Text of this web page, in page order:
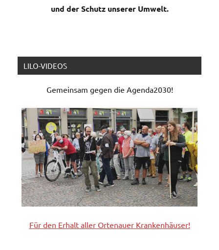
und der Schutz unserer Umwelt.
LILO-VIDEOS
Gemeinsam gegen die Agenda2030!
Für den Erhalt aller Ortenauer Krankenhäuser!